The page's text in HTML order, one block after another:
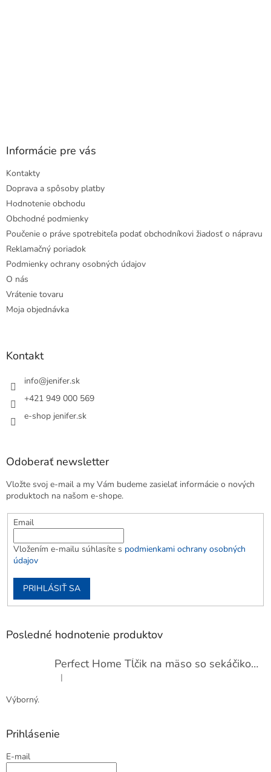
Informácie pre vás
Kontakty
Doprava a spôsoby platby
Hodnotenie obchodu
Obchodné podmienky
Poučenie o práve spotrebiteľa podať obchodníkovi žiadosť o nápravu
Reklamačný poriadok
Podmienky ochrany osobných údajov
O nás
Vrátenie tovaru
Moja objednávka
Kontakt
info@jenifer.sk
+421 949 000 569
e-shop jenifer.sk
Odoberať newsletter
Vložte svoj e-mail a my Vám budeme zasielať informácie o nových
produktoch na našom e-shope.
Email
Vložením e-mailu súhlasíte s podmienkami ochrany osobných
údajov
PRIHLÁSIŤ SA
Posledné hodnotenie produktov
Perfect Home Tĺčik na mäso so sekáčikom, 56893
Hodnotenie produktu je 5 z 5 hviezdičiek.
|
Výborný.
Prihlásenie
E-mail